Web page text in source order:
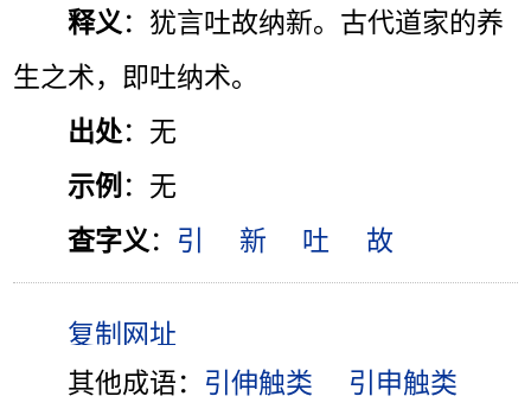
释义 ：犹言吐故纳新。古代道家的养
生之术，即吐纳术。
出处：无
示例 ：无
查字义 ： 引 新 吐 故
其他成语： 引伸触类 引申触类